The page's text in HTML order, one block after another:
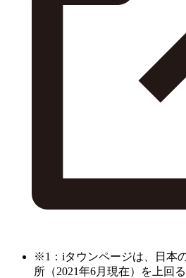
※1：iタウンページは、日本
所（2021年6月現在）を上回